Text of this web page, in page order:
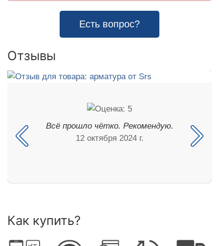
Есть вопрос?
Отзывы
Всё прошло чётко. Рекомендую.
12 октября 2024 г.
Как купить?